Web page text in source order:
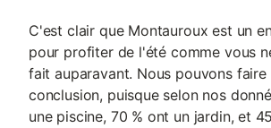
C'est clair que Montauroux est un
pour profiter de l'été comme vous
fait auparavant. Nous pouvons
conclusion, puisque selon nos
une piscine, 70 % ont un jardin, et